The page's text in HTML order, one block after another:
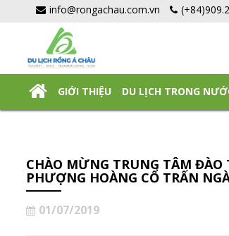
info@rongachau.com.vn
GIỚI THIỆU DU LỊCH TRONG
CHÀO MỪNG TRUNG TÂM
PHƯỢNG HOÀNG CỔ TRẤN
01/07/2019